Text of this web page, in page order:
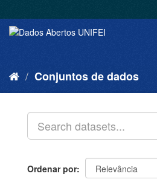
Conjuntos de dados
Ordenar por